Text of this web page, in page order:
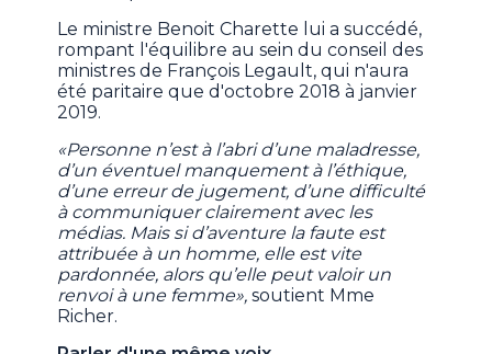
Le ministre Benoit Charette lui a succédé,
rompant l'équilibre au sein du conseil des
ministres de François Legault, qui n'aura
été paritaire que d'octobre 2018 à janvier
2019.
«Personne n’est à l’abri d’une maladresse,
d’un éventuel manquement à l’éthique,
d’une erreur de jugement, d’une difficulté
à communiquer clairement avec les
médias. Mais si d’aventure la faute est
attribuée à un homme, elle est vite
pardonnée, alors qu’elle peut valoir un
renvoi à une femme», soutient Mme
Richer.